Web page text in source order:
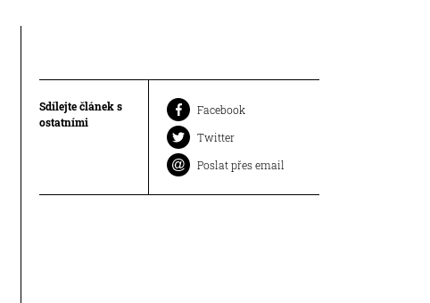
Sdílejte článek s
ostatními
Facebook
Twitter
Poslat přes email